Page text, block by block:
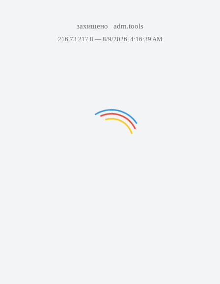
захищено adm.tools
216.73.217.8 — 8/9/2026, 4:16:39 AM